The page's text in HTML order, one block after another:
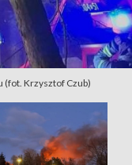
(fot. Krzysztof Czub)